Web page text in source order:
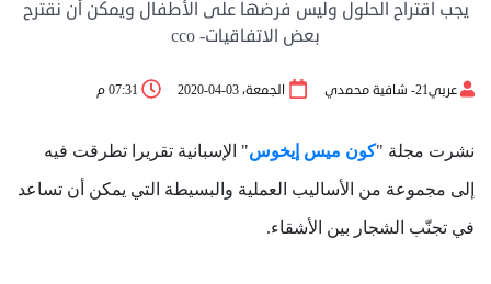
يجب اقتراح الحلول وليس فرضها على الأطفال ويمكن أن نقترح
بعض الاتفاقيات- cco
عربي21- شافية محمدي الجمعة، 03-04-2020 07:31 م
نشرت مجلة "كون ميس إيخوس" الإسبانية تقريرا تطرقت فيه
إلى مجموعة من الأساليب العملية والبسيطة التي يمكن أن تساعد
في تجنّب الشجار بين الأشقاء.